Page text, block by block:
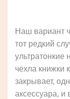
Наш вариант
тот редкий
ультратонкие
чехла книжки
закрывает,
аксессуара, и